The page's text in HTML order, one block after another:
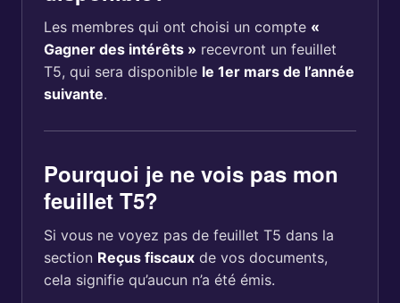
Les membres qui ont choisi un compte «
Gagner des intérêts » recevront un feuillet
T5, qui sera disponible le 1er mars de l’année
suivante.
Pourquoi je ne vois pas mon
feuillet T5?
Si vous ne voyez pas de feuillet T5 dans la
section Reçus fiscaux de vos documents,
cela signifie qu’aucun n’a été émis.